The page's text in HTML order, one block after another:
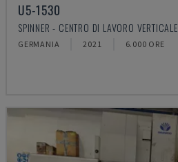
U5-1530
SPINNER - CENTRO DI LAVORO VERTICALE
GERMANIA 2021 6.000 ORE